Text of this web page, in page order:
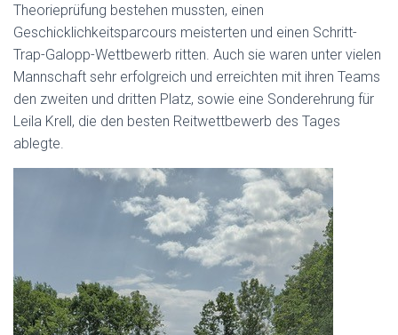
Theorieprüfung bestehen mussten, einen
Geschicklichkeitsparcours meisterten und einen Schritt-
Trap-Galopp-Wettbewerb ritten. Auch sie waren unter vielen
Mannschaft sehr erfolgreich und erreichten mit ihren Teams
den zweiten und dritten Platz, sowie eine Sonderehrung für
Leila Krell, die den besten Reitwettbewerb des Tages
ablegte.